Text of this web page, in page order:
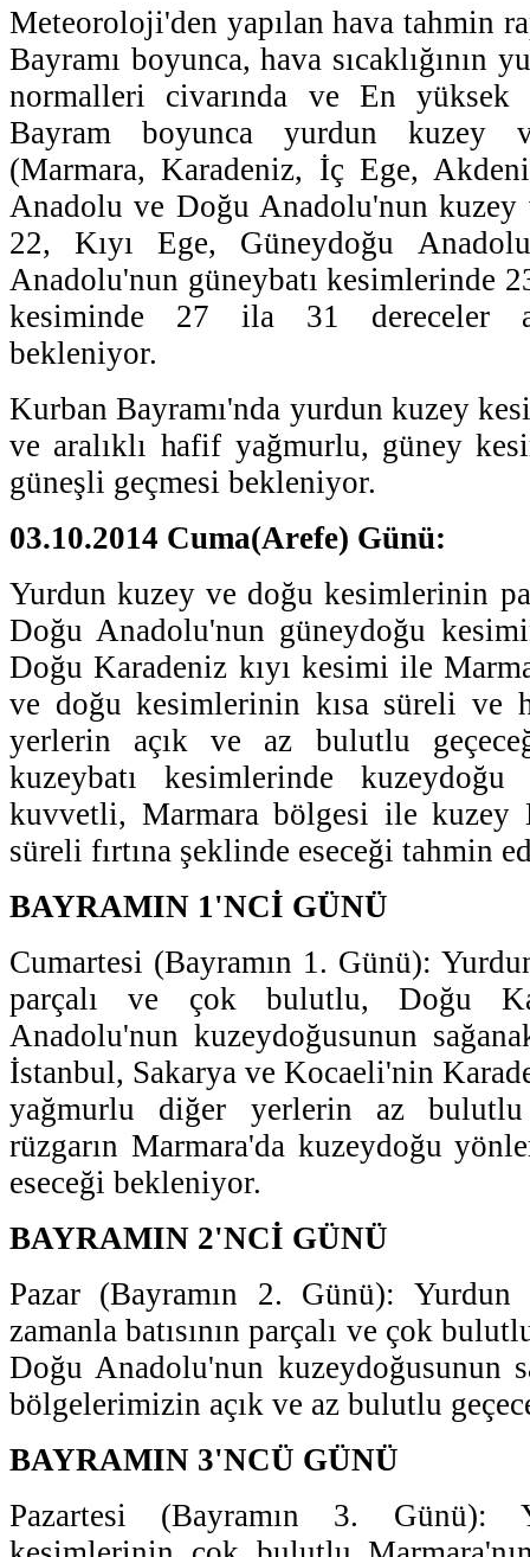
Meteoroloji'den yapılan hava tahmin
Bayramı boyunca, hava sıcaklığının
normalleri civarında ve En yüksek
Bayram boyunca yurdun kuzey
(Marmara, Karadeniz, İç Ege,
Anadolu ve Doğu Anadolu'nun
22, Kıyı Ege, Güneydoğu
Anadolu'nun güneybatı kesimlerinde
kesiminde 27 ila 31 dereceler
bekleniyor.
Kurban Bayramı'nda yurdun kuzey
ve aralıklı hafif yağmurlu, güney
güneşli geçmesi bekleniyor.
03.10.2014 Cuma(Arefe) Günü:
Yurdun kuzey ve doğu kesimlerinin
Doğu Anadolu'nun güneydoğu
Doğu Karadeniz kıyı kesimi ile
ve doğu kesimlerinin kısa süreli ve
yerlerin açık ve az bulutlu
kuzeybatı kesimlerinde
kuvvetli, Marmara bölgesi ile kuzey
süreli fırtına şeklinde eseceği tahmin
BAYRAMIN 1'NCİ GÜNÜ
Cumartesi (Bayramın 1. Günü):
parçalı ve çok bulutlu, Doğu
Anadolu'nun kuzeydoğusunun
İstanbul, Sakarya ve Kocaeli'nin
yağmurlu diğer yerlerin az bulutlu
rüzgarın Marmara'da kuzeydoğu
eseceği bekleniyor.
BAYRAMIN 2'NCİ GÜNÜ
Pazar (Bayramın 2. Günü):
zamanla batısının parçalı ve çok
Doğu Anadolu'nun kuzeydoğusunun
bölgelerimizin açık ve az bulutlu
BAYRAMIN 3'NCÜ GÜNÜ
Pazartesi (Bayramın 3. Günü):